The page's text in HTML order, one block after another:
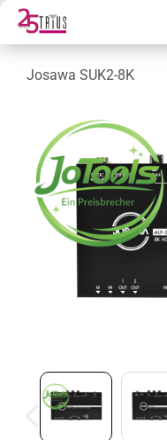
Josawa SUK2-8K